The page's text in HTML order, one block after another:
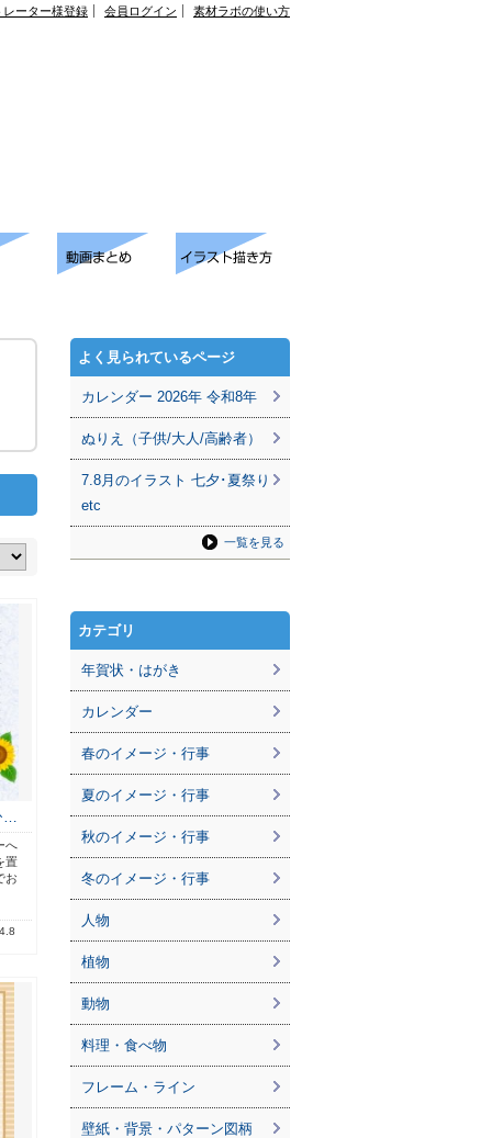
レーター様登録 会員ログイン 素材ラボの使い方
…
へ
置
お
よく見られているページ
カレンダー 2026年 令和8年
ぬりえ（子供/大人/高齢者）
7.8月のイラスト 七夕･夏祭り
etc
一覧を見る
カテゴリ
年賀状・はがき
カレンダー
春のイメージ・行事
夏のイメージ・行事
秋のイメージ・行事
冬のイメージ・行事
人物
植物
動物
料理・食べ物
フレーム・ライン
壁紙・背景・パターン図柄